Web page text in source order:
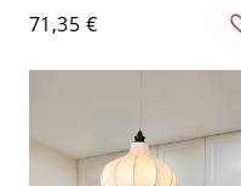
Deckenleuchte mit
Kristallkugelabschluss -
Roserot 110V-120V 30,48
71,35 €